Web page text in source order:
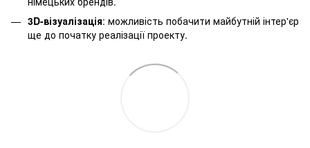
3D-візуалізація: можливість побачити майбутній інтер'єр
ще до початку реалізації проекту.